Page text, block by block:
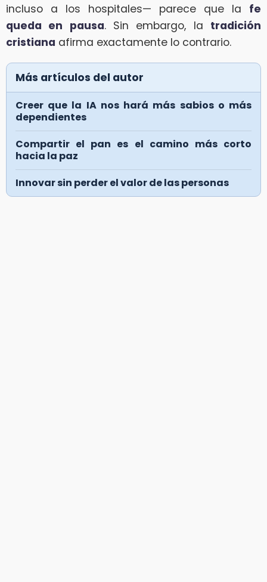
incluso a los hospitales— parece que la fe
queda en pausa. Sin embargo, la tradición
cristiana afirma exactamente lo contrario.
Más artículos del autor
Creer que la IA nos hará más sabios o más
dependientes
Compartir el pan es el camino más corto
hacia la paz
Innovar sin perder el valor de las personas